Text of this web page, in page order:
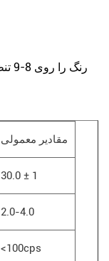
مقادیر معمولی
30.0 ± 1
2.0-4.0
<100cps